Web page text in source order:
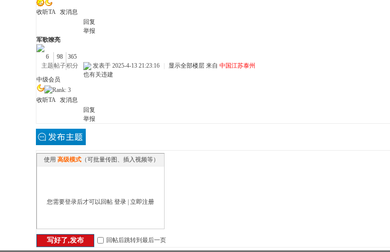
市
论
收听TA 发消息
回复
举报
军歌嘹亮
6
主题
98
帖子
365
积分
中级会员
收听TA 发消息
发表于 2025-4-13 21:23:16 显示全部楼层 来自 中国江苏泰州
也有关违建
回复
举报
使用 高级模式（可批量传图、插入视频等）
您需要登录后才可以回帖 登录| 立即注册
写好了,发布 回帖后跳转到最后一页